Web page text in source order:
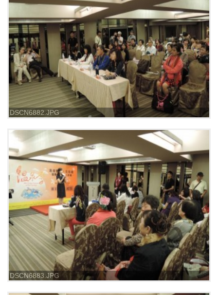
DSCN6882.JPG
DSCN6883.JPG